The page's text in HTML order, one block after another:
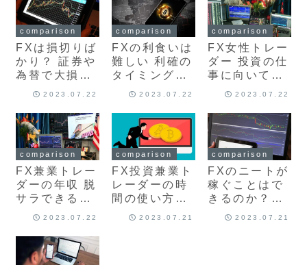
ついて最新版
を解説
を解説
comparison
FXは損切りば
かり？ 証券や
為替で大損し
ないために抑
ントについて
最新版を解説
2023.07.22
comparison
FXの利食いは
難しい 利確の
タイミングや
損切りの目安
版を解説
2023.07.22
comparison
FX女性トレー
ダー 投資の仕
事に向いてい
る人の性格と
新版を解説
2023.07.22
comparison
FX兼業トレー
ダーの年収 脱
サラできる目
安はどれくら
を解説
2023.07.22
comparison
FX投資兼業ト
レーダーの時
間の使い方と
おすすめのト
2023.07.21
comparison
FXのニートが
稼ぐことはで
きるのか？溶
かす可能性
2023.07.21